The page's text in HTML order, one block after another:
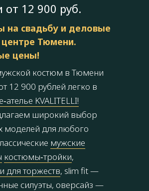
12 900 руб.
костюм в Тюмени
12 900 рублей легко в
KVALITELLI!
широкий выбор
моделей для любого
мужские
костюмы‑тройки,
для торжеств, slim fit —
силуэты, оверсайз —
на свадьбу и деловые
центре Тюмени.
цены!